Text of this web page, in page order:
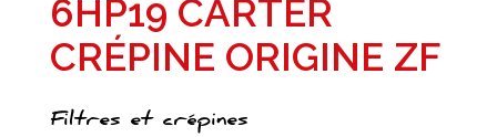
6HP19 CARTER
CRÉPINE ORIGINE ZF
Filtres et crépines